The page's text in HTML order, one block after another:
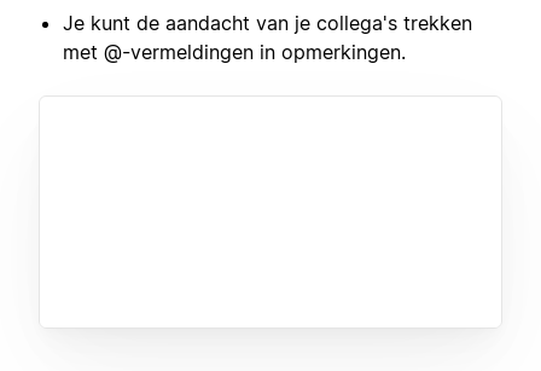
Je kunt de aandacht van je collega's trekken
met @-vermeldingen in opmerkingen.